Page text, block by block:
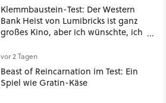
Klemmbaustein-Test: Der Western
Bank Heist von Lumibricks ist ganz
großes Kino, aber ich wünschte, ich
gehört
vor 2 Tagen
Beast of Reincarnation im Test: Ein
Spiel wie Gratin-Käse